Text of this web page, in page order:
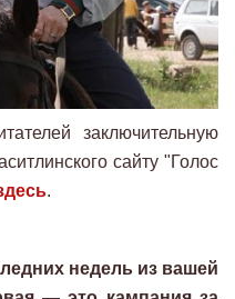
заключительную
сайту "Голос
.
недель из вашей